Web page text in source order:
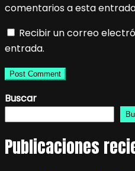
comentarios a esta
Recibir un correo
entrada.
Buscar
Publicaciones